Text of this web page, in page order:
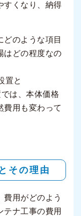
すくなり、納得
のような項目
はどの程度なの
置と
は、本体価格
費用も変わって
その理由
用がどのよう
テナ工事の費用